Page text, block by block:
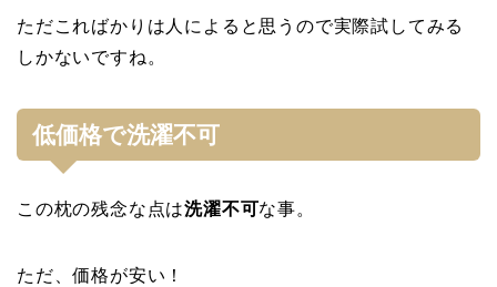
ただこればかりは人によると思うので実際試してみる
しかないですね。
低価格で洗濯不可
この枕の残念な点は洗濯不可な事。
ただ、価格が安い！